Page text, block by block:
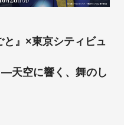
』×東京シティビュ
天空に響く、舞のし